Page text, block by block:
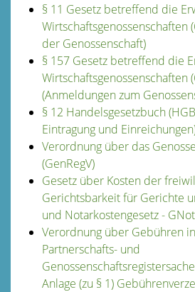
§ 11 Gesetz betreffend die
Wirtschaftsgenossenschaften
der Genossenschaft)
§ 157 Gesetz betreffend die
Wirtschaftsgenossenschaften
(Anmeldungen zum
§ 12 Handelsgesetzbuch
Eintragung und
Verordnung über das
(GenRegV)
Gesetz über Kosten der
Gerichtsbarkeit für Gerichte
und Notarkostengesetz -
Verordnung über Gebühren
Partnerschafts- und
Anlage (zu § 1)